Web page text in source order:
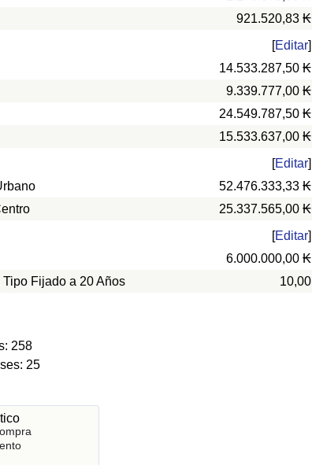
921.520,83 ₭
[Editar]
14.533.287,50 ₭
9.339.777,00 ₭
24.549.787,50 ₭
15.533.637,00 ₭
[Editar]
52.476.333,33 ₭
25.337.565,00 ₭
[Editar]
6.000.000,00 ₭
Fijado a 20 Años
10,00
258
25